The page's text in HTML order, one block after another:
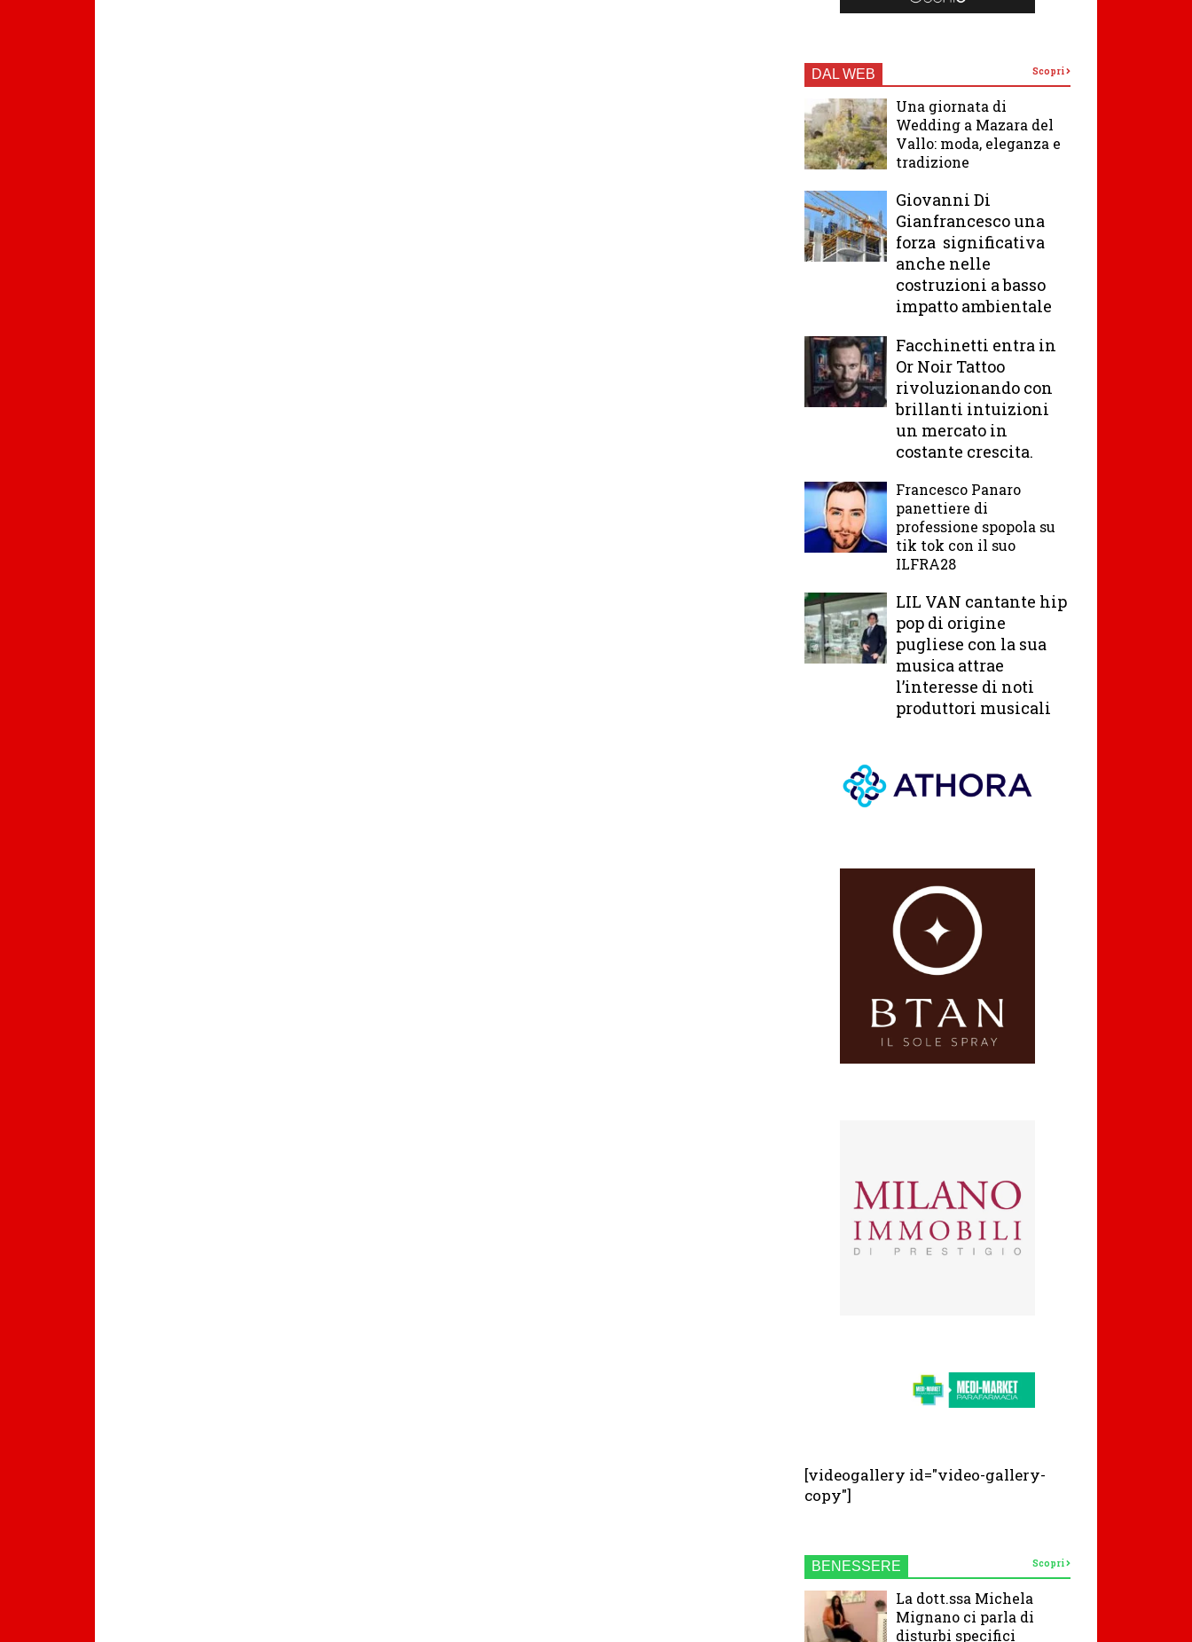
DAL WEB Scopri
Una giornata di
Wedding a Mazara del
Vallo: moda, eleganza e
tradizione
Giovanni Di
Gianfrancesco una
forza significativa
anche nelle
costruzioni a basso
impatto ambientale
Facchinetti entra in
Or Noir Tattoo
rivoluzionando con
brillanti intuizioni
un mercato in
costante crescita.
Francesco Panaro
panettiere di
professione spopola su
tik tok con il suo
ILFRA28
LIL VAN cantante hip
pop di origine
pugliese con la sua
musica attrae
l’interesse di noti
produttori musicali
[videogallery id="video-gallery-
copy"]
BENESSERE Scopri
La dott.ssa Michela
Mignano ci parla di
disturbi specifici